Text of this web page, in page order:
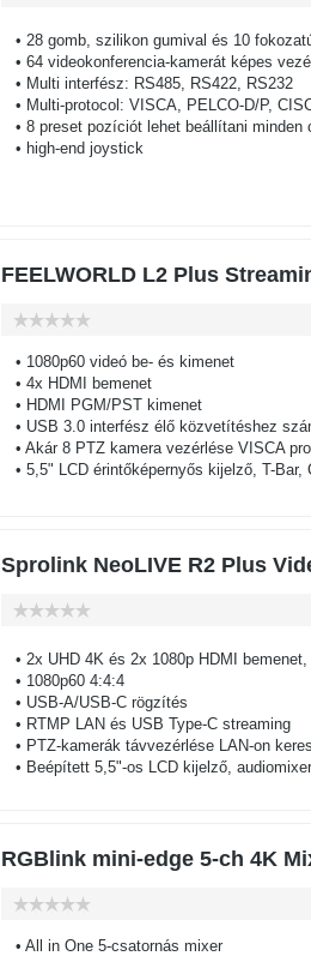
• 28 gomb, szilikon gumival és 10
• 64 videokonferencia-kamerát képes
• Multi interfész: RS485, RS422, RS232
• Multi-protocol: VISCA, PELCO-D/P,
• 8 preset pozíciót lehet beállítani minden
• high-end joystick
FEELWORLD L2 Plus
• 1080p60 videó be- és kimenet
• 4x HDMI bemenet
• HDMI PGM/PST kimenet
• USB 3.0 interfész élő közvetítéshez
• Akár 8 PTZ kamera vezérlése VISCA
• 5,5" LCD érintőképernyős kijelző, T-Bar,
Sprolink NeoLIVE R2 Plus
• 2x UHD 4K és 2x 1080p HDMI
• 1080p60 4:4:4
• USB-A/USB-C rögzítés
• RTMP LAN és USB Type-C streaming
• PTZ-kamerák távvezérlése LAN-on
• Beépített 5,5"-os LCD kijelző, audiomixer
RGBlink mini-edge 5-ch 4K
• All in One 5-csatornás mixer